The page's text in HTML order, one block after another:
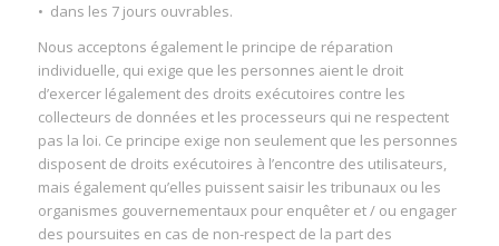
• dans les 7 jours ouvrables.
Nous acceptons également le principe de réparation
individuelle, qui exige que les personnes aient le droit
d’exercer légalement des droits exécutoires contre les
collecteurs de données et les processeurs qui ne respectent
pas la loi. Ce principe exige non seulement que les personnes
disposent de droits exécutoires à l’encontre des utilisateurs,
mais également qu’elles puissent saisir les tribunaux ou les
organismes gouvernementaux pour enquêter et / ou engager
des poursuites en cas de non-respect de la part des